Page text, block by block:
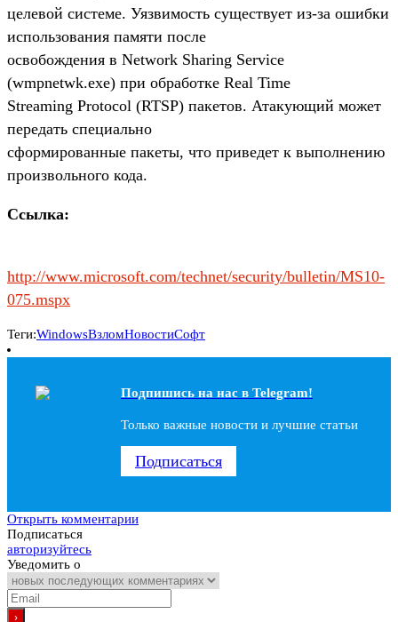
целевой системе. Уязвимость существует из-за ошибки
использования памяти после
освобождения в Network Sharing Service
(wmpnetwk.exe) при обработке Real Time
Streaming Protocol (RTSP) пакетов. Атакующий может
передать специально
сформированные пакеты, что приведет к выполнению
произвольного кода.
Ссылка:
http://www.microsoft.com/technet/security/bulletin/MS10-
075.mspx
Теги:WindowsВзломНовостиСофт
Подпишись на наc в Telegram!
Только важные новости и лучшие статьи
Подписаться
Открыть комментарии
Подписаться
авторизуйтесь
Уведомить о